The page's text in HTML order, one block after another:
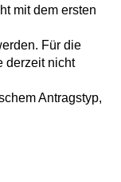
mit dem ersten
Für die
derzeit nicht
Antragstyp,